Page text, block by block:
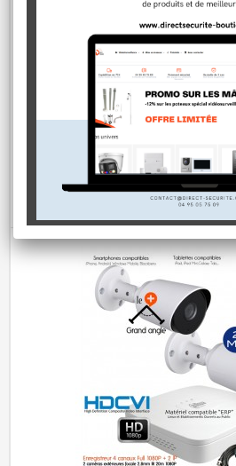
Kit HDCVI de vidéo surveillance avec 4...
749,80 €
Rupture de stock
AJOUTER AU PANIER